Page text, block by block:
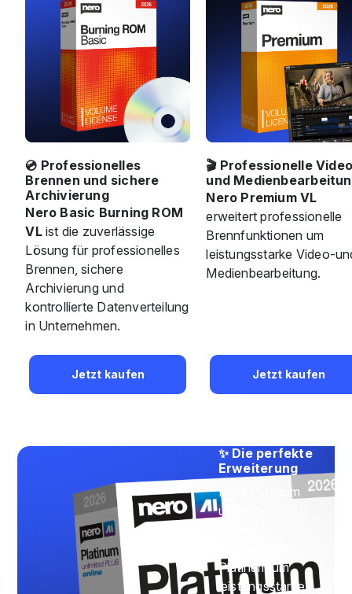
💿 Professionelles
Brennen und sichere
Archivierung
Nero Basic Burning ROM
VList die zuverlässige
Lösung für professionelles
Brennen, sichere
Archivierung und
kontrollierte Datenverteilung
in Unternehmen.
🎬 Professionelle
und
Nero Premium VL
erweitert professionelle
Brennfunktionen um
leistungsstarke Video-
Medienbearbeitung.
Jetzt kaufen Jetzt kaufen
✨ Die perfekte
Erweiterung
Nero Platinum
unlimited PLUS
Platinum um
leistungsstarke